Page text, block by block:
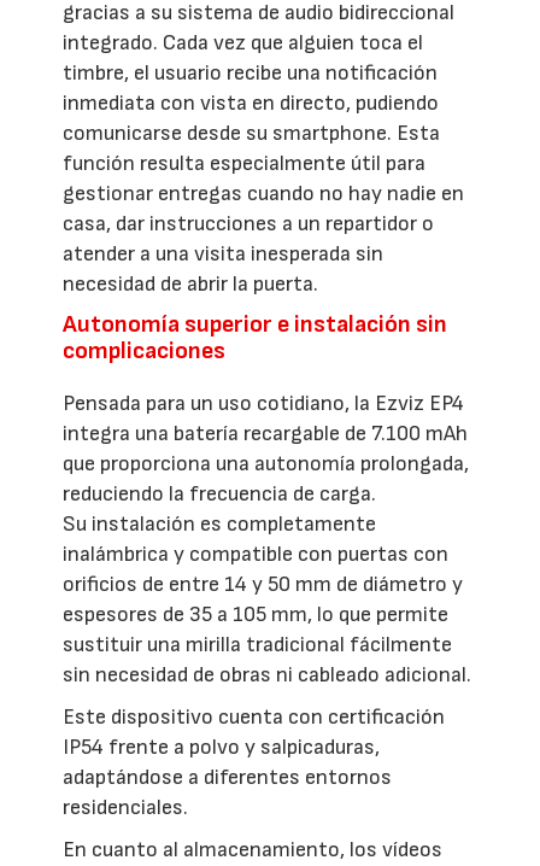
gracias a su sistema de audio bidireccional
integrado. Cada vez que alguien toca el
timbre, el usuario recibe una notificación
inmediata con vista en directo, pudiendo
comunicarse desde su smartphone. Esta
función resulta especialmente útil para
gestionar entregas cuando no hay nadie en
casa, dar instrucciones a un repartidor o
atender a una visita inesperada sin
necesidad de abrir la puerta.
Autonomía superior e instalación sin
complicaciones
Pensada para un uso cotidiano, la Ezviz EP4
integra una batería recargable de 7.100 mAh
que proporciona una autonomía prolongada,
reduciendo la frecuencia de carga.
Su instalación es completamente
inalámbrica y compatible con puertas con
orificios de entre 14 y 50 mm de diámetro y
espesores de 35 a 105 mm, lo que permite
sustituir una mirilla tradicional fácilmente
sin necesidad de obras ni cableado adicional.
Este dispositivo cuenta con certificación
IP54 frente a polvo y salpicaduras,
adaptándose a diferentes entornos
residenciales.
En cuanto al almacenamiento, los vídeos